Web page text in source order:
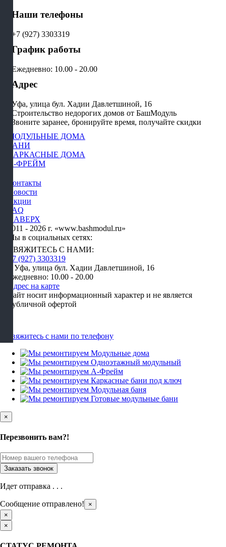
Наши телефоны
+7 (927) 3303319
График работы
Ежедневно: 10.00 - 20.00
Адрес
Уфа, улица бул. Хадии Давлетшиной, 16
Строительство недорогих домов от БашМодуль
Звоните заранее, бронируйте время, получайте скидки
Контакты
Новости
Акции
FAQ
НАВЕРХ
2011 - 2026 г. «www.bashmodul.ru»
МОДУЛЬНЫЕ ДОМА
БАНИ
КАРКАСНЫЕ ДОМА
А-ФРЕЙМ
Мы в социальных сетях:
СВЯЖИТЕСЬ С НАМИ:
+7 (927) 3303319
г. Уфа, улица бул. Хадии Давлетшиной, 16
Ежедневно: 10.00 - 20.00
Адрес на карте
Сайт носит информационный характер и не является
публичной офертой
×
Перезвонить вам?!
Идет отправка . . .
Сообщение отправлено!
×
×
×